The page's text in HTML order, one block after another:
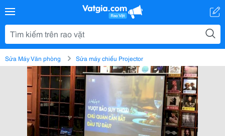
Sửa Máy Văn phòng Sửa máy chiếu Projector